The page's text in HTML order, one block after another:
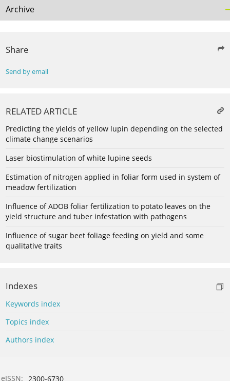
Archive
Share
Send by email
RELATED ARTICLE
Predicting the yields of yellow lupin depending on the selected
climate change scenarios
Laser biostimulation of white lupine seeds
Estimation of nitrogen applied in foliar form used in system of
meadow fertilization
Influence of ADOB foliar fertilization to potato leaves on the
yield structure and tuber infestation with pathogens
Influence of sugar beet foliage feeding on yield and some
qualitative traits
Indexes
Keywords index
Topics index
Authors index
eISSN: 2300-6730